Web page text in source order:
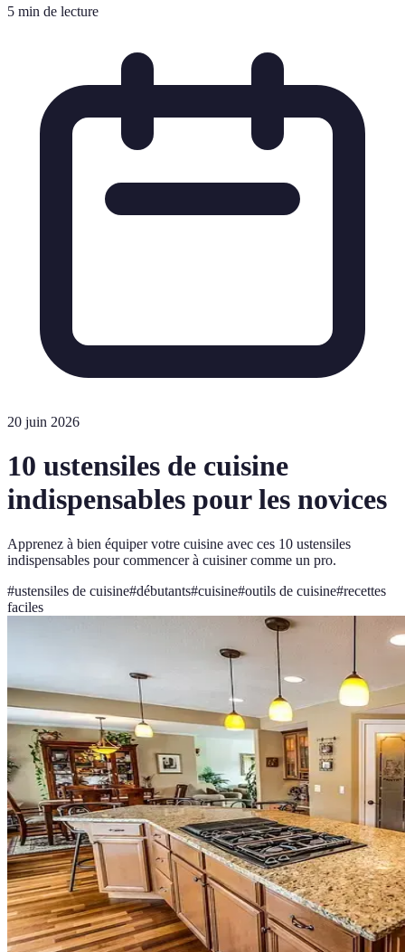
5 min de lecture
20 juin 2026
10 ustensiles de cuisine
indispensables pour les novices
Apprenez à bien équiper votre cuisine avec ces 10 ustensiles
indispensables pour commencer à cuisiner comme un pro.
#ustensiles de cuisine#débutants#cuisine#outils de cuisine#recettes
faciles